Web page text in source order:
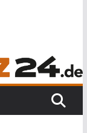
in Weiden